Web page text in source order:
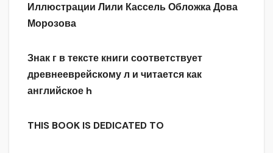
Иллюстрации Лили Кассель Обложка Дова
Морозова
Знак г в тексте книги соответствует
древнееврейскому л и читается как
английское h
THIS BOOK IS DEDICATED TO